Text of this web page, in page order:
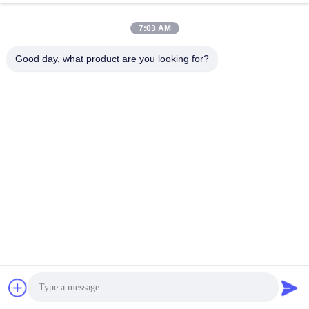
7:03 AM
Good day, what product are you looking for?